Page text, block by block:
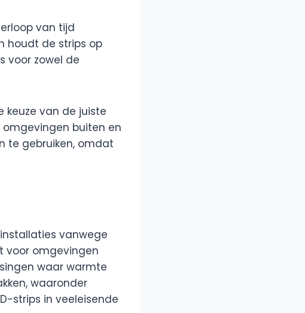
van tijd
houdt de strips op
voor zowel de
keuze van de juiste
buiten en
te gebruiken, omdat
vanwege
voor omgevingen
waar warmte
waaronder
strips in veeleisende